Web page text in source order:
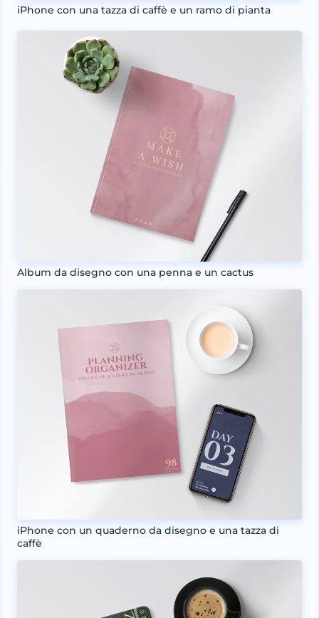
iPhone con una tazza di caffè e un ramo di pianta
Album da disegno con una penna e un cactus
iPhone con un quaderno da disegno e una tazza di
caffè